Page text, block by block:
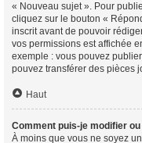
« Nouveau sujet ». Pour
cliquez sur le bouton «
inscrit avant de pouvoir
vos permissions est affichée
exemple : vous pouvez
pouvez transférer des pièces
Haut
Comment puis-je modifier
À moins que vous ne soyez